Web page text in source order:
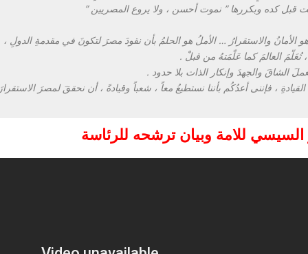
قبل كده وبكررها ” نموت أحسن ، ولا يروع المصريين ”
هو الأمانُ والاستقرارُ … الأملُ هو الحلمُ بأن نقودَ مصرَ لتكونَ في مقدمةِ الدولِ ،
تُعَلّمَ العالمَ كما عَلّمَتهُ من قبلْ .
الشاقَ والجهدَ وإنكار الذات بلا حدود .
، فإننى أعدُكُم بأننا نستطيعُ معاً ، شعباً وقيادةً ، أن نحققَ لمصرَ الاستقرارَ
للامة وبيان ترشحه للرئاسة